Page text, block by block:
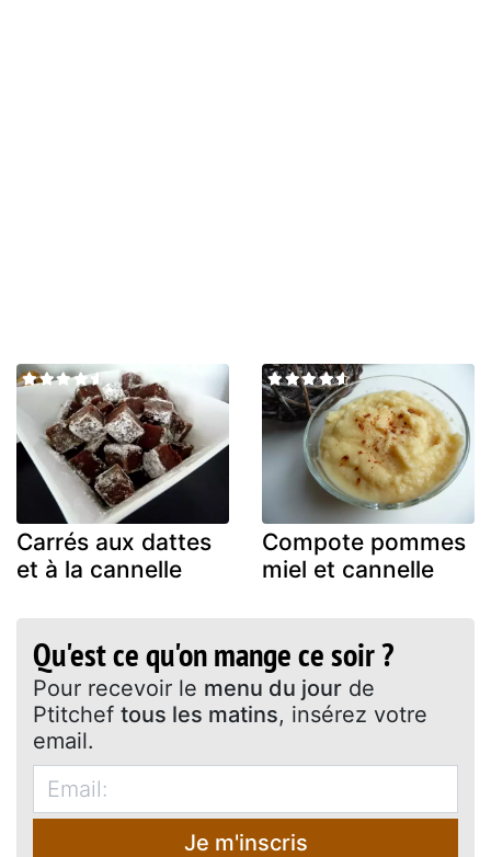
Carrés aux dattes
et à la cannelle
Compote pommes
miel et cannelle
Qu'est ce qu'on mange ce soir ?
Pour recevoir le menu du jour de
Ptitchef tous les matins, insérez votre
email.
Je m'inscris